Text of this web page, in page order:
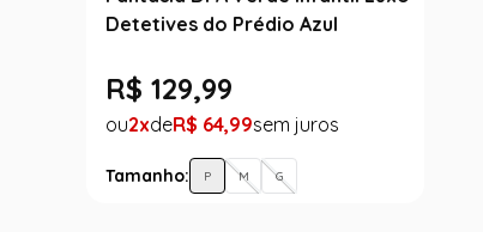
Detetives do Prédio Azul
R$ 129,99
2 R$ 64,99
Tamanho: P M G